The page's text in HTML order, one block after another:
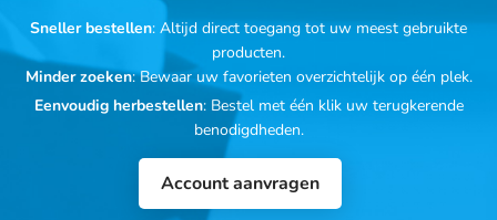
Sneller bestellen: Altijd direct toegang tot uw meest gebruikte
producten.
Minder zoeken: Bewaar uw favorieten overzichtelijk op één plek.
Eenvoudig herbestellen: Bestel met één klik uw terugkerende
benodigdheden.
Account aanvragen